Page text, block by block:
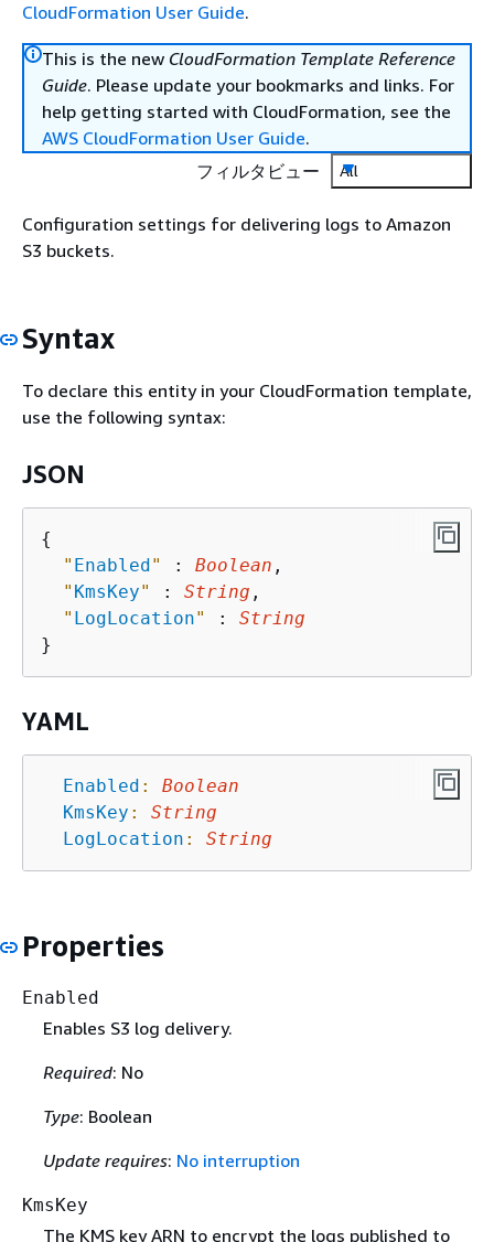
CloudFormation User Guide.
This is the new CloudFormation Template Reference
Guide. Please update your bookmarks and links. For
help getting started with CloudFormation, see the
AWS CloudFormation User Guide.
フィルタビュー
All
Configuration settings for delivering logs to Amazon
S3 buckets.
Syntax
To declare this entity in your CloudFormation template,
use the following syntax:
JSON
{
" Enabled" : Boolean ,
" KmsKey" : String ,
" LogLocation" : String
YAML
Enabled :
Boolean
KmsKey :
String
LogLocation : String
Properties
Enabled
Enables S3 log delivery.
Required: No
Type: Boolean
Update requires: No interruption
KmsKey
The KMS key ARN to encrypt the logs published to